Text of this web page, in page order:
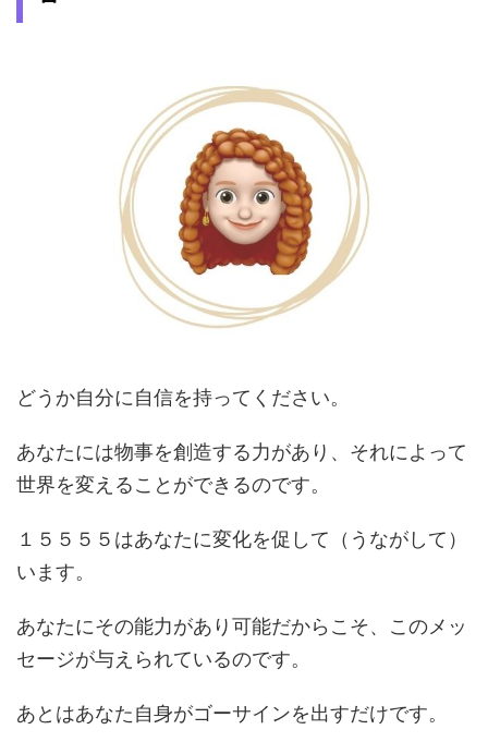
どうか自分に自信を持ってください。
あなたには物事を創造する力があり、それによって
世界を変えることができるのです。
１５５５５はあなたに変化を促して（うながして）
います。
あなたにその能力があり可能だからこそ、このメッ
セージが与えられているのです。
あとはあなた自身がゴーサインを出すだけです。